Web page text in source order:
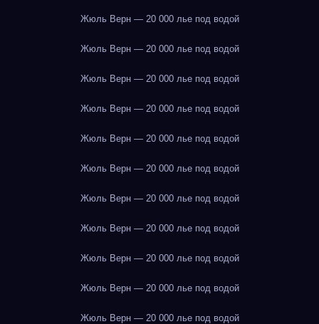
Жюль Верн — 20 000 лье под водой
Жюль Верн — 20 000 лье под водой
Жюль Верн — 20 000 лье под водой
Жюль Верн — 20 000 лье под водой
Жюль Верн — 20 000 лье под водой
Жюль Верн — 20 000 лье под водой
Жюль Верн — 20 000 лье под водой
Жюль Верн — 20 000 лье под водой
Жюль Верн — 20 000 лье под водой
Жюль Верн — 20 000 лье под водой
Жюль Верн — 20 000 лье под водой